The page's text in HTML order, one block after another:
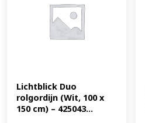
Lichtblick Duo
rolgordijn (Wit, 100 x
150 cm) – 425043...